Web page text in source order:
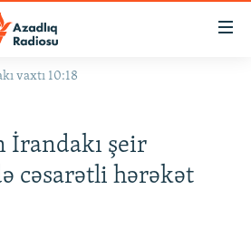
vaxtı 10:18
İrandakı şeir
cəsarətli hərəkət